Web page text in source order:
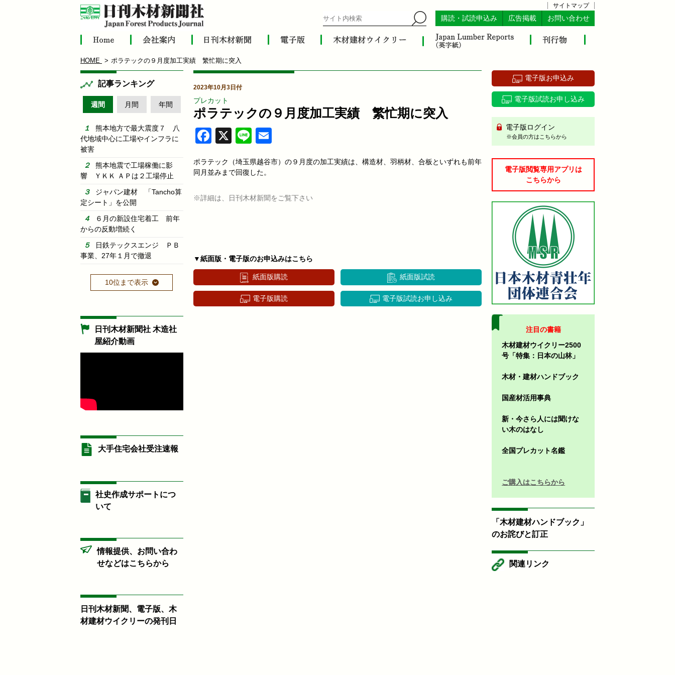
サイトマップ
購読・試読申込み 広告掲載 お問い合わせ
HOME ポラテックの９月度加工実績 繁忙期に突入
2023年10月3日付
プレカット
ポラテックの９月度加工実績 繁忙期に突入
Facebook
X Line
ポラテック（埼玉県越谷市）の９月度の加工実績は、構造材、羽柄材、合板といずれも前年
同月並みまで回復した。
※詳細は、日刊木材新聞をご覧下さい
▼紙面版・電子版のお申込みはこちら
紙面版購読 紙面版試読
電子版購読 電子版試読お申し込み
記事ランキング
週間 月間 年間
熊本地方で最大震度７ 八
代地域中心に工場やインフラに
被害
熊本地震で工場稼働に影
響 ＹＫＫ ＡＰは２工場停止
ジャパン建材 「Tancho算
定シート」を公開
６月の新設住宅着工 前年
からの反動増続く
日鉄テックスエンジ ＰＢ
事業、27年１月で撤退
10位まで表示
日刊木材新聞社 木造社
屋紹介動画
大手住宅会社受注速報
社史作成サポートにつ
いて
情報提供、お問い合わ
せなどはこちらから
日刊木材新聞、電子版、木
材建材ウイクリーの発刊日
電子版お申込み
電子版試読お申し込み
電子版ログイン
※会員の方はこちらから
電子版閲覧専用アプリは
こちらから
注目の書籍
木材建材ウイクリー2500
号「特集：日本の山林」
木材・建材ハンドブック
国産材活用事典
新・今さら人には聞けな
い木のはなし
全国プレカット名鑑
ご購入はこちらから
「木材建材ハンドブック」
のお詫びと訂正
関連リンク